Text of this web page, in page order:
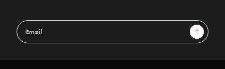
Email
Address
Sign Up